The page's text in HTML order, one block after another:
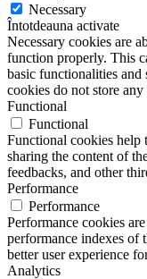
Necessary
Întotdeauna activate
Necessary cookies are
function properly. This
basic functionalities and
cookies do not store
Functional
Functional
Functional cookies help
sharing the content of
feedbacks, and other
Performance
Performance
Performance cookies
performance indexes of
better user experience
Analytics